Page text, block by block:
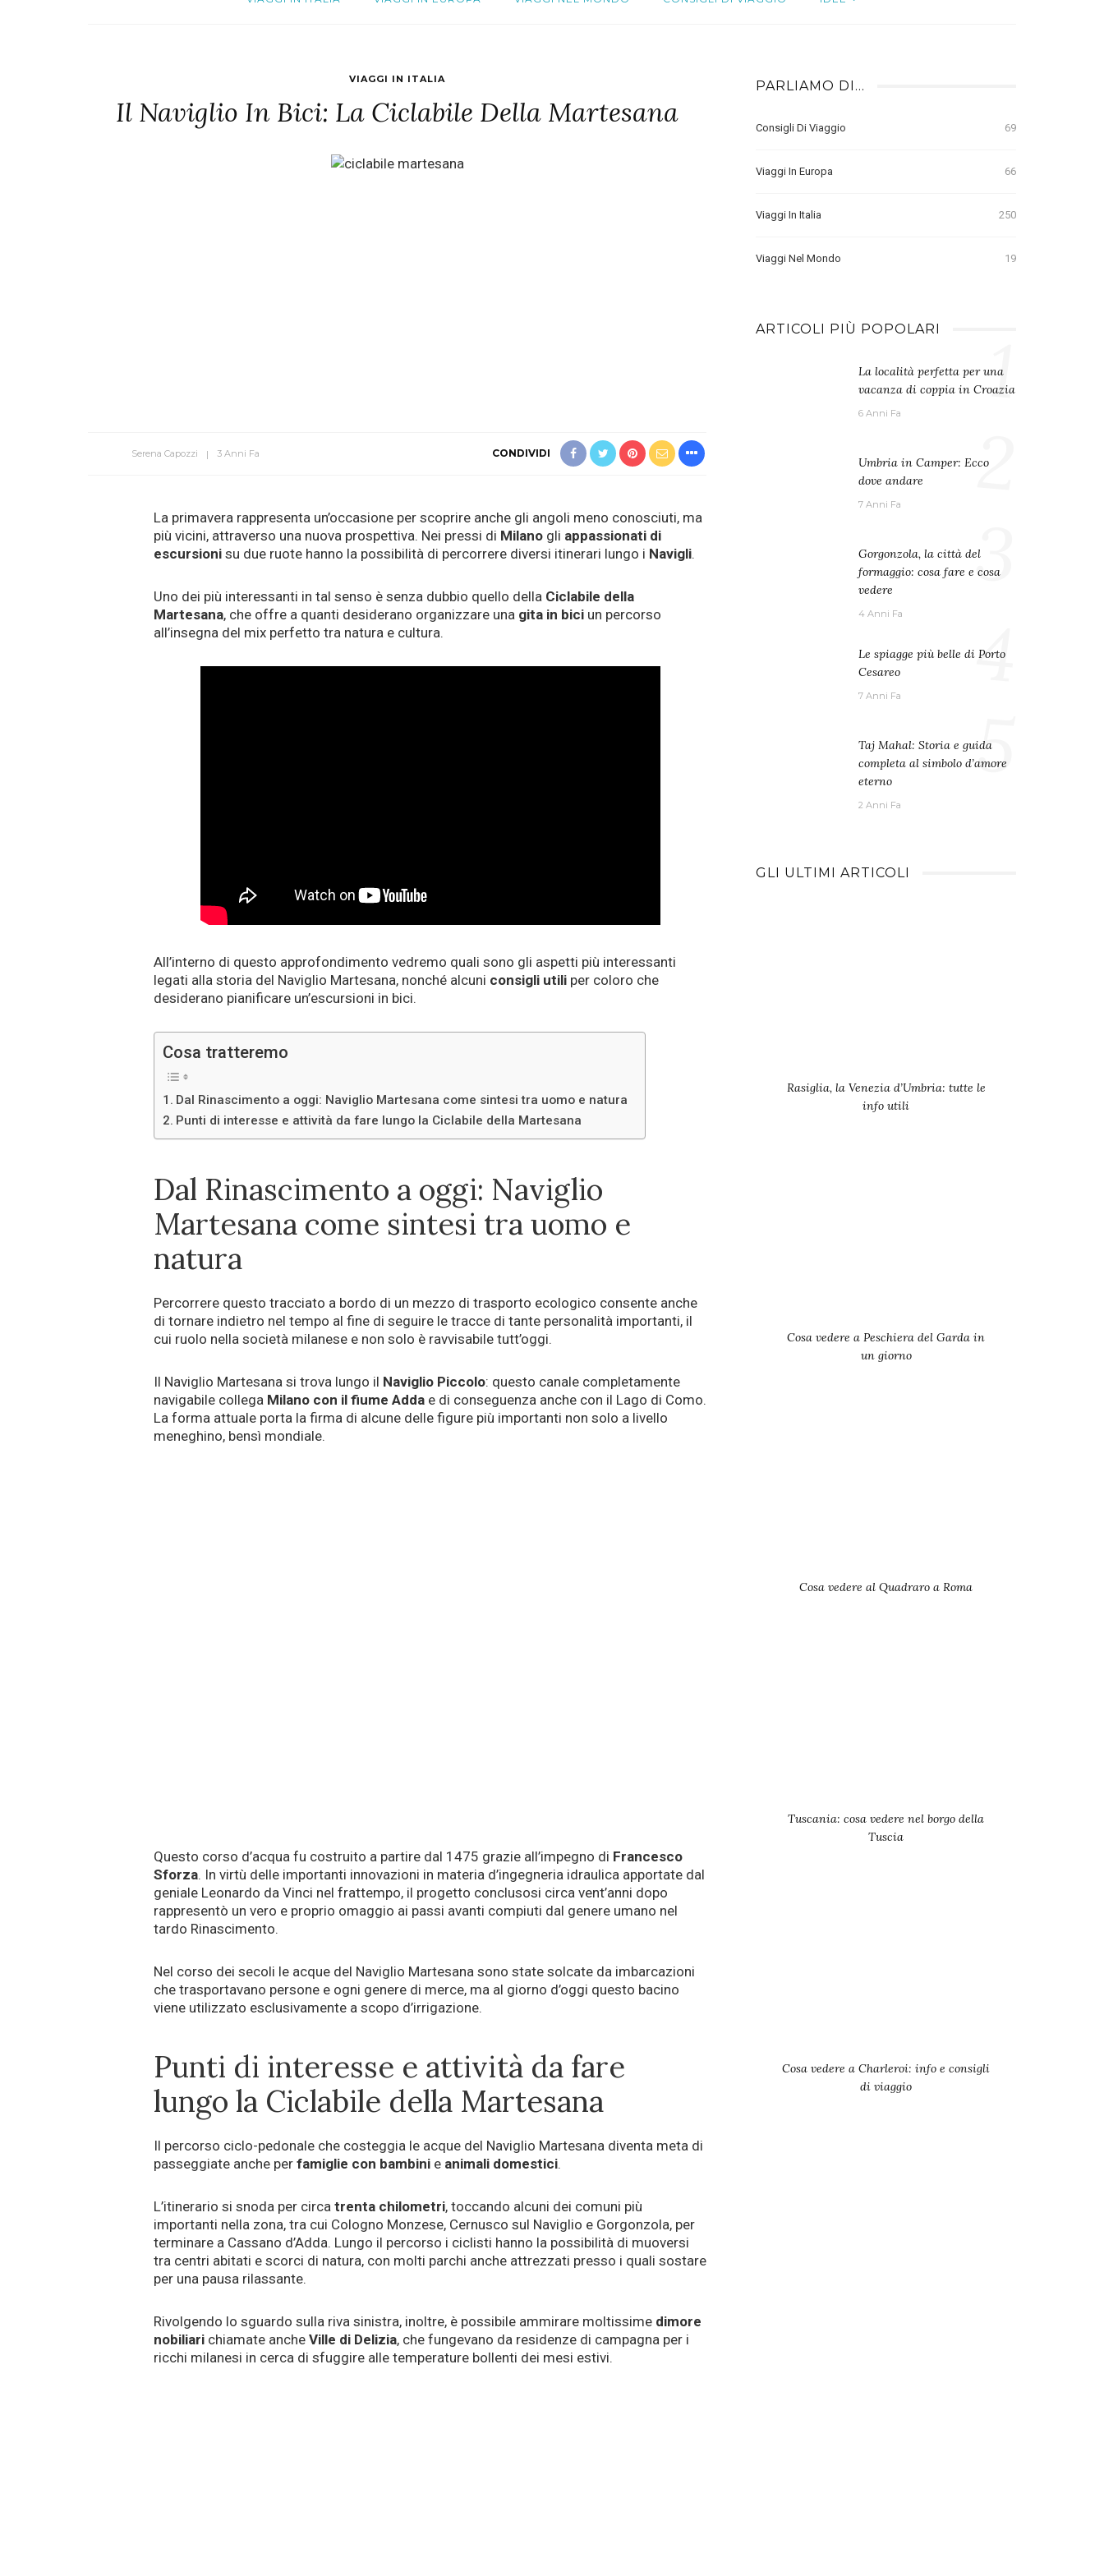
VIAGGI IN ITALIA
Il Naviglio In Bici: La Ciclabile Della Martesana
Serena Capozzi 3 Anni Fa CONDIVIDI
La primavera rappresenta un’occasione per scoprire anche gli angoli meno conosciuti, ma
più vicini, attraverso una nuova prospettiva. Nei pressi di Milano gli appassionati di
escursioni su due ruote hanno la possibilità di percorrere diversi itinerari lungo i Navigli.
Uno dei più interessanti in tal senso è senza dubbio quello della Ciclabile della
Martesana, che offre a quanti desiderano organizzare una gita in bici un percorso
all’insegna del mix perfetto tra natura e cultura.
All’interno di questo approfondimento vedremo quali sono gli aspetti più interessanti
legati alla storia del Naviglio Martesana, nonché alcuni consigli utili per coloro che
desiderano pianificare un’escursioni in bici.
Cosa tratteremo
Dal Rinascimento a oggi: Naviglio Martesana come sintesi tra uomo e natura
Punti di interesse e attività da fare lungo la Ciclabile della Martesana
Dal Rinascimento a oggi: Naviglio
Martesana come sintesi tra uomo e
natura
Percorrere questo tracciato a bordo di un mezzo di trasporto ecologico consente anche
di tornare indietro nel tempo al fine di seguire le tracce di tante personalità importanti, il
cui ruolo nella società milanese e non solo è ravvisabile tutt’oggi.
Il Naviglio Martesana si trova lungo il Naviglio Piccolo: questo canale completamente
navigabile collega Milano con il fiume Adda e di conseguenza anche con il Lago di Como.
La forma attuale porta la firma di alcune delle figure più importanti non solo a livello
meneghino, bensì mondiale.
Questo corso d’acqua fu costruito a partire dal 1475 grazie all’impegno di Francesco
Sforza. In virtù delle importanti innovazioni in materia d’ingegneria idraulica apportate dal
geniale Leonardo da Vinci nel frattempo, il progetto conclusosi circa vent’anni dopo
rappresentò un vero e proprio omaggio ai passi avanti compiuti dal genere umano nel
tardo Rinascimento.
Nel corso dei secoli le acque del Naviglio Martesana sono state solcate da imbarcazioni
che trasportavano persone e ogni genere di merce, ma al giorno d’oggi questo bacino
viene utilizzato esclusivamente a scopo d’irrigazione.
Punti di interesse e attività da fare
lungo la Ciclabile della Martesana
Il percorso ciclo-pedonale che costeggia le acque del Naviglio Martesana diventa meta di
passeggiate anche per famiglie con bambini e animali domestici.
L’itinerario si snoda per circa trenta chilometri, toccando alcuni dei comuni più
importanti nella zona, tra cui Cologno Monzese, Cernusco sul Naviglio e Gorgonzola, per
terminare a Cassano d’Adda. Lungo il percorso i ciclisti hanno la possibilità di muoversi
tra centri abitati e scorci di natura, con molti parchi anche attrezzati presso i quali sostare
per una pausa rilassante.
Rivolgendo lo sguardo sulla riva sinistra, inoltre, è possibile ammirare moltissime dimore
nobiliari chiamate anche Ville di Delizia, che fungevano da residenze di campagna per i
ricchi milanesi in cerca di sfuggire alle temperature bollenti dei mesi estivi.
PARLIAMO DI…
Consigli Di Viaggio 69
Viaggi In Europa 66
Viaggi In Italia 250
Viaggi Nel Mondo 19
ARTICOLI PIÙ POPOLARI
La località perfetta per una
vacanza di coppia in Croazia
6 Anni Fa 1
Umbria in Camper: Ecco
dove andare
7 Anni Fa 2
Gorgonzola, la città del
formaggio: cosa fare e cosa
vedere
4 Anni Fa
3
Le spiagge più belle di Porto
Cesareo
7 Anni Fa 4
Taj Mahal: Storia e guida
completa al simbolo d’amore
eterno
2 Anni Fa
5
GLI ULTIMI ARTICOLI
Rasiglia, la Venezia d’Umbria: tutte le
info utili
Cosa vedere a Peschiera del Garda in
un giorno
Cosa vedere al Quadraro a Roma
Tuscania: cosa vedere nel borgo della
Tuscia
Cosa vedere a Charleroi: info e consigli
di viaggio